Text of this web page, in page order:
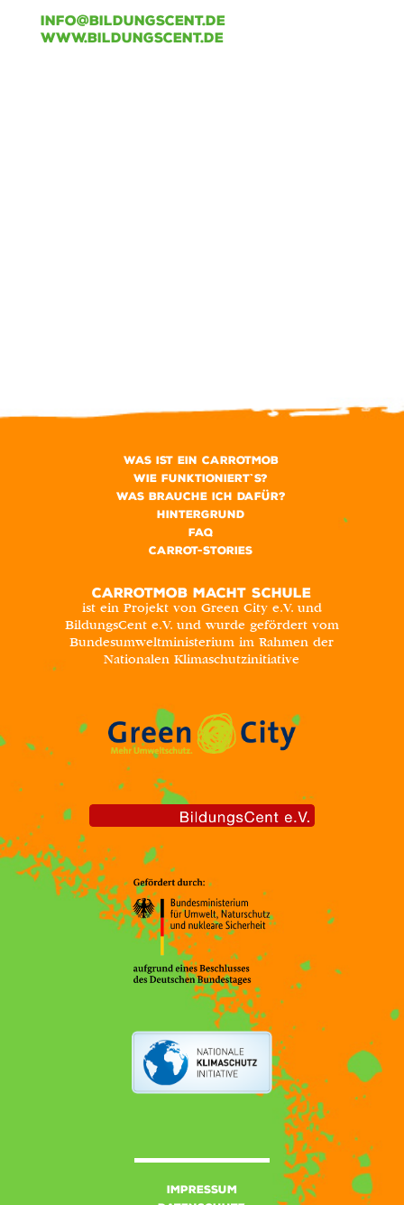
info@bildungscent.de
www.bildungscent.de
Was ist ein CarrotMob
Wie funktioniert`s?
Was brauche ich dafür?
Hintergrund
FAQ
Carrot-Stories
CARROTMOB MACHT SCHULE
ist ein Projekt von Green City e.V. und
BildungsCent e.V. und wurde gefördert vom
Bundesumweltministerium im Rahmen der
Nationalen Klimaschutzinitiative
Impressum